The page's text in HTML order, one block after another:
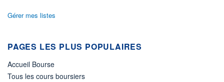
Gérer mes listes
PAGES LES PLUS POPULAIRES
Accueil Bourse
Tous les cours boursiers